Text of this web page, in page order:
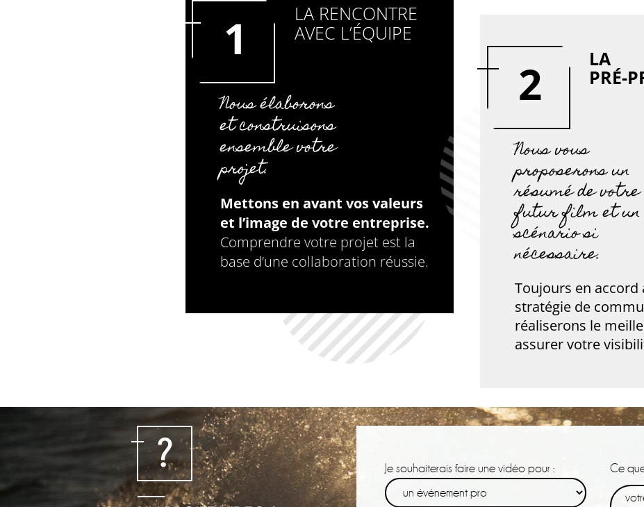
1
LA RENCONTRE
AVEC L’ÉQUIPE
Nous élaborons
et construisons
ensemble votre
projet.
Mettons en avant vos valeurs
et l’image de votre entreprise.
Comprendre votre projet est la
base d’une collaboration réussie.
2 LA
PRÉ-
Nous vous
proposerons un
résumé de votre
futur film et un
scénario si
nécessaire.
Toujours en accord
stratégie de
réaliserons le
assurer votre
Je souhaiterais faire une vidéo pour : Ce